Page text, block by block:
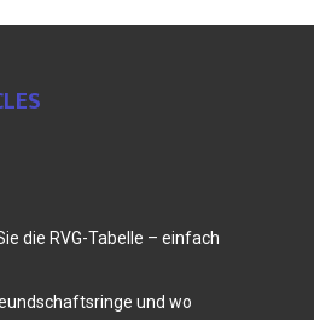
die RVG-Tabelle – einfach
und wo